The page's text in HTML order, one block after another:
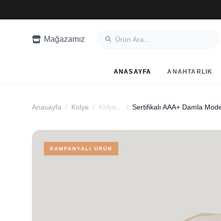
Mağazamız
ANASAYFA ANAHTARLIK
Anasayfa / Kolye / Kolye... /
KAMPANYALI ÜRÜN